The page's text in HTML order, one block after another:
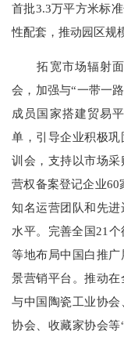
首批3.3万平方米标
性配套，推动园区规
拓宽市场辐射面
会，加强与“一带一
成员国家搭建贸易
单，引导企业积极
训会，支持以市场
营权备案登记企业
知名运营团队和先
水平。完善全国21
等地布局中国白推
景营销平台。推动
与中国陶瓷工业协
协会、收藏家协会等